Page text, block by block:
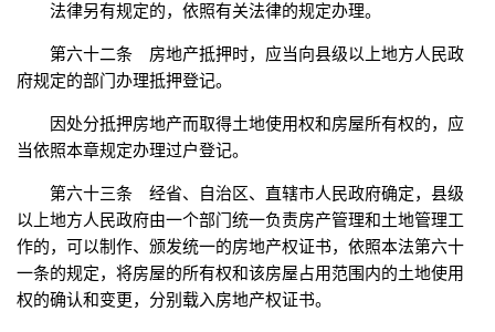
法律另有规定的，依照有关法律的规定办理。
第六十二条 房地产抵押时，应当向县级以上地方人民政
府规定的部门办理抵押登记。
因处分抵押房地产而取得土地使用权和房屋所有权的，应
当依照本章规定办理过户登记。
第六十三条 经省、自治区、直辖市人民政府确定，县级
以上地方人民政府由一个部门统一负责房产管理和土地管理工
作的，可以制作、颁发统一的房地产权证书，依照本法第六十
一条的规定，将房屋的所有权和该房屋占用范围内的土地使用
权的确认和变更，分别载入房地产权证书。